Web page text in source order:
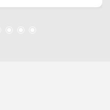
de garagem coberta.
Rafael Vitta, esta